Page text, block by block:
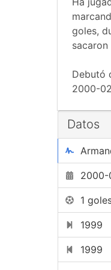
goles,
sacaron
Debutó
2000-
Datos
2000-
1
1999
1999